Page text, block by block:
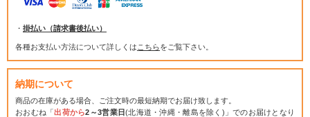
・ 掛払い（請求書後払い）
各種お支払い方法について詳しくは こちらをご覧下さい。
納期について
商品の在庫がある場合、ご注文時の最短納期でお届け致します。
おおむね「出荷から2～3営業日(北海道・沖縄・離島を除く)」でのお届けとなり